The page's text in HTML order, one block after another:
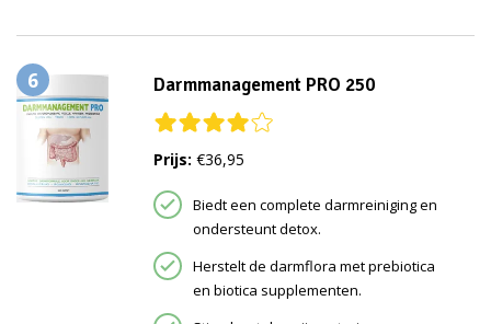
6 Darmmanagement PRO 250
Prijs: €36,95
Biedt een complete darmreiniging en
ondersteunt detox.
Herstelt de darmflora met prebiotica
en biotica supplementen.